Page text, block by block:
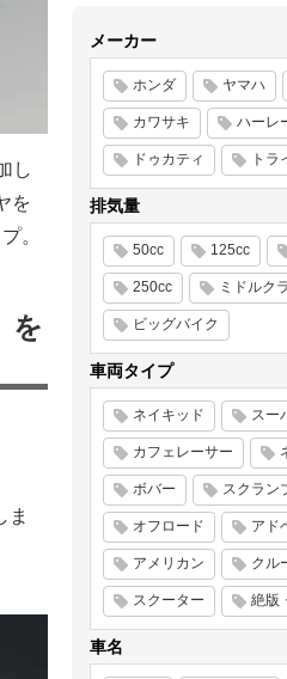
し
を
。
を
ま
メーカー
ホンダ ヤマハ
カワサキ ハーレ
ドゥカティ トラ
排気量
50cc 125cc
250cc ミドルク
ビッグバイク
車両タイプ
ネイキッド スー
カフェレーサー
ボバー スクラン
オフロード アド
アメリカン クル
スクーター 絶版
車名